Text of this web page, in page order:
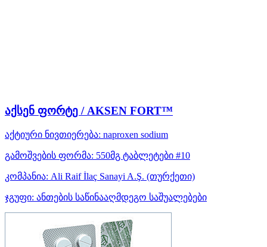
აქსენ ფორტე / AKSEN FORT™
აქტიური ნივთიერება: naproxen sodium
გამოშვების ფორმა: 550მგ ტაბლეტები #10
კომპანია: Ali Raif İlaç Sanayi A.Ş. (თურქეთი)
ჯგუფი: ანთების საწინააღმდეგო საშუალებები